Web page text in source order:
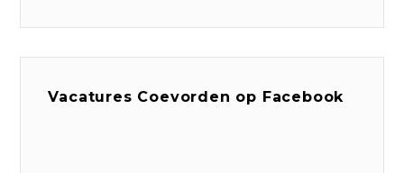
Vacatures Coevorden op Facebook